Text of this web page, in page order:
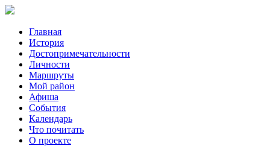
Главная
История
Достопримечательности
Личности
Маршруты
Мой район
Афиша
События
Календарь
Что почитать
О проекте